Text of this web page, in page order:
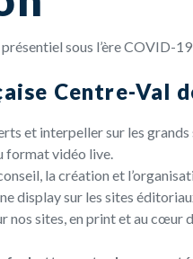
sous l’ère COVID-19
Centre-Val
et interpeller sur les
format vidéo live.
la création et
display sur les sites
nos sites, en print et au cœur